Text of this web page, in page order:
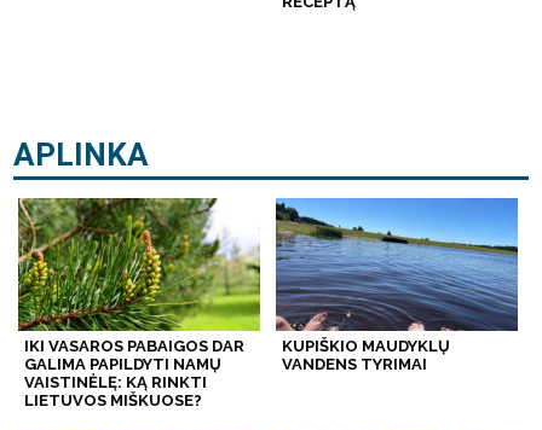
APLINKA
IKI VASAROS PABAIGOS DAR
GALIMA PAPILDYTI NAMŲ
VAISTINĖLĘ: KĄ RINKTI
LIETUVOS MIŠKUOSE?
KUPIŠKIO MAUDYKLŲ
VANDENS TYRIMAI